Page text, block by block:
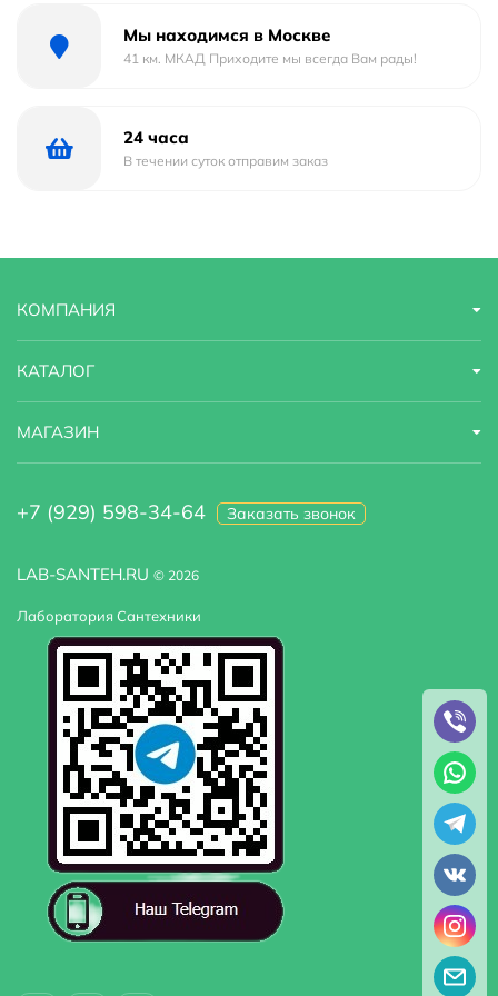
Мы находимся в Москве
41 км. МКАД Приходите мы всегда Вам рады!
24 часа
В течении суток отправим заказ
LAB-SANTEH.RU © 2026
Лаборатория Сантехники
КОМПАНИЯ
КАТАЛОГ
МАГАЗИН
+7 (929) 598-34-64 Заказать звонок